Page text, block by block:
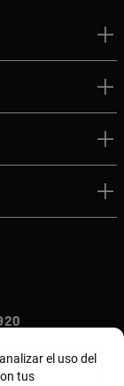
el uso del
tus